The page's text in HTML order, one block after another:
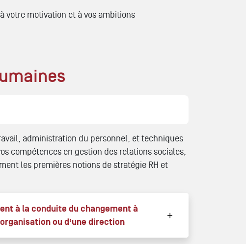
votre motivation et à vos ambitions
administration du personnel, et techniques
compétences en gestion des relations sociales,
les premières notions de stratégie RH et
à la conduite du changement à
organisation ou d’une direction